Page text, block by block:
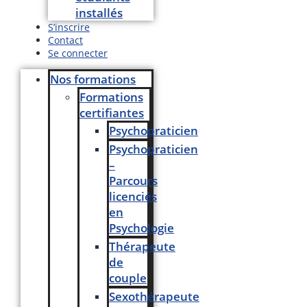
installés
S’inscrire
Contact
Se connecter
Nos formations
Formations
certifiantes
Psychopraticien
Psychopraticien
–
Parcours
licenciés
en
Psychologie
Thérapeute
de
couple
Sexothérapeute